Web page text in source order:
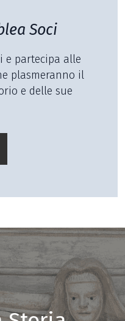
Soci
e partecipa alle
plasmeranno il
e delle sue